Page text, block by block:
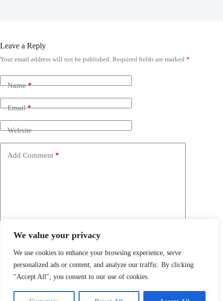
We value your privacy
We use cookies to enhance your browsing experience, serve
personalized ads or content, and analyze our traffic. By clicking
"Accept All", you consent to our use of cookies.
Leave a Reply
Your email address will not be published. Required fields are marked *
Name*
Email*
Website
Add Comment *
Save my name, email and website in this browser for the
Post Comment